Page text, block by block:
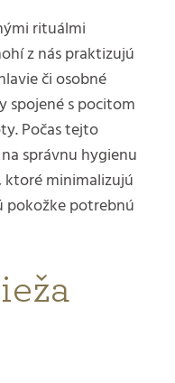
rituálmi
z nás praktizujú
či osobné
spojené s pocitom
Počas tejto
správnu hygienu
minimalizujú
pokožke potrebnú